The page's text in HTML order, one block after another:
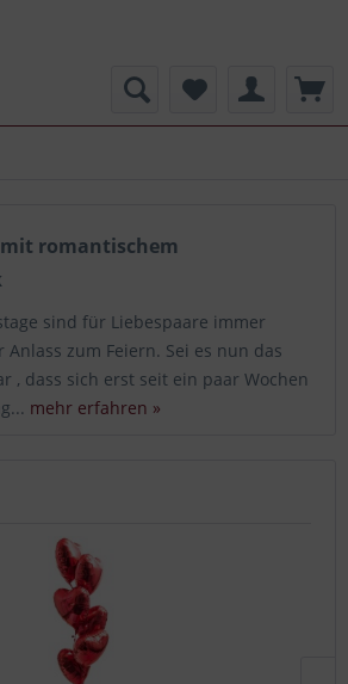
romantischem
sind für Liebespaare immer
zum Feiern. Sei es nun das
, dass sich erst seit ein paar Wochen
mehr erfahren »